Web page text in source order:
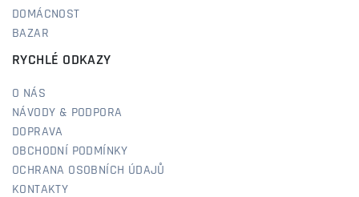
DOMÁCNOST
BAZAR
RYCHLÉ ODKAZY
O NÁS
NÁVODY & PODPORA
DOPRAVA
OBCHODNÍ PODMÍNKY
OCHRANA OSOBNÍCH ÚDAJŮ
KONTAKTY